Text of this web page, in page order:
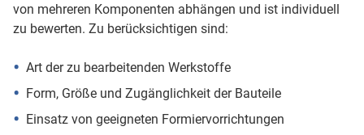
von mehreren Komponenten abhängen und ist individuell
zu bewerten. Zu berücksichtigen sind:
Art der zu bearbeitenden Werkstoffe
Form, Größe und Zugänglichkeit der Bauteile
Einsatz von geeigneten Formiervorrichtungen